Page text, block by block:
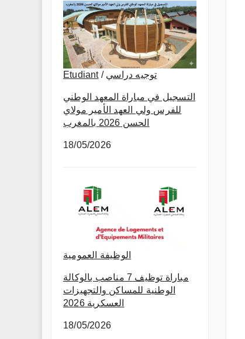
Etudiant/ توجيه دراسي
التسجيل في مباراة المعهد الوطني
للفرس ولي العهد الأمير مولاي
الحسن 2026 بالمغرب
18/05/2026
الوظيفة العمومية
مباراة توظيف 7 مناصب بالوكالة
الوطنية للمساكن والتجهيزات
العسكرية 2026
18/05/2026